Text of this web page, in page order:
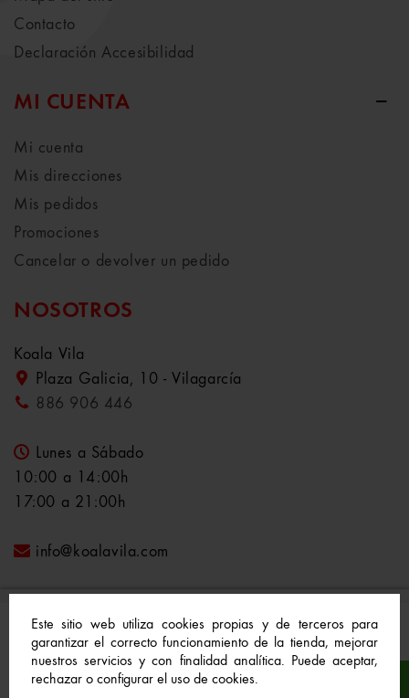
Este sitio web utiliza cookies propias y de terceros para
garantizar el correcto funcionamiento de la tienda, mejorar
nuestros servicios y con finalidad analítica. Puede aceptar,
rechazar o configurar el uso de cookies.
Contacto
Declaración Accesibilidad
MI CUENTA
Mi cuenta
Mis direcciones
Mis pedidos
Promociones
Cancelar o devolver un pedido
NOSOTROS
Koala Vila
Plaza Galicia, 10 - Vilagarcía
886 906 446
Lunes a Sábado
10:00 a 14:00h
17:00 a 21:00h
info@koalavila.com
© 2021-2022 Koala Vila™. Todos los derechos